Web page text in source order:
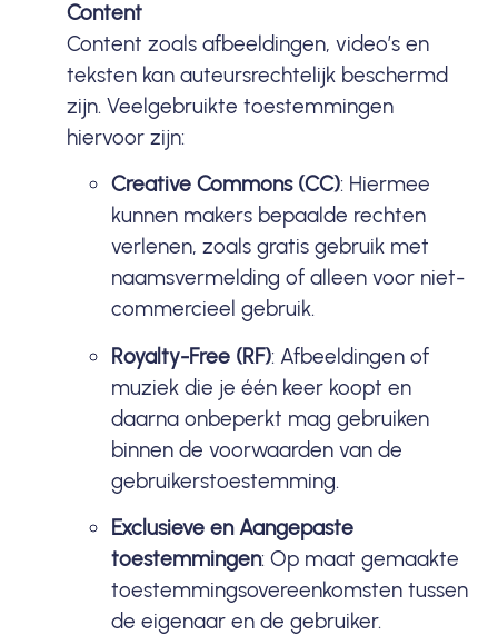
Content
Content zoals afbeeldingen, video’s en
teksten kan auteursrechtelijk beschermd
zijn. Veelgebruikte toestemmingen
hiervoor zijn:
Creative Commons (CC): Hiermee
kunnen makers bepaalde rechten
verlenen, zoals gratis gebruik met
naamsvermelding of alleen voor niet-
commercieel gebruik.
Royalty-Free (RF): Afbeeldingen of
muziek die je één keer koopt en
daarna onbeperkt mag gebruiken
binnen de voorwaarden van de
gebruikerstoestemming.
Exclusieve en Aangepaste
toestemmingen: Op maat gemaakte
toestemmingsovereenkomsten tussen
de eigenaar en de gebruiker.